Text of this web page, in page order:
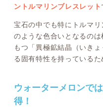
ントルマリンブレスレット
宝石の中でも特にトルマ
のような色合いとなるの
もつ「異極鉱結晶（いき
る固有特性を持っているた
ウォーターメロンで
得！